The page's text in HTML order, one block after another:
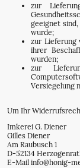
zur
geeignet
wurde;
zur Lieferung
ihrer
wurden;
zur
Versiegelung
Um Ihr
Imkerei G. Diener
Gilles Diener
Am Raubusch 1
D-52134
E-Mail info@honig-